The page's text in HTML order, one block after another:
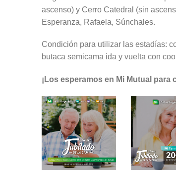
ascenso) y Cerro Catedral (sin
Esperanza, Rafaela, Súnchales.
Condición para utilizar las estadías:
butaca semicama ida y vuelta con
¡Los esperamos en Mi Mutual para